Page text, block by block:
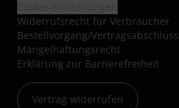
Widerrufsrecht für Verbraucher
Bestellvorgang/Vertragsabschluss
Mängelhaftungsrecht
Erklärung zur Barrierefreiheit
Vertrag widerrufen